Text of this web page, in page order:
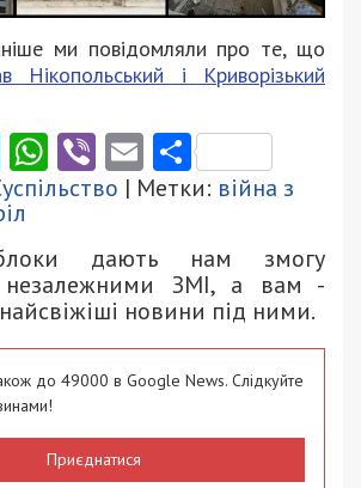
ми повідомляли про те, що
Нікопольський і Криворізький
Twitter
WhatsApp
ViberEmail
| Метки: війна з
дають нам змогу
незалежними ЗМІ, а вам -
новини під ними.
до 49000 в Google News. Слідкуйте
Приєднатися